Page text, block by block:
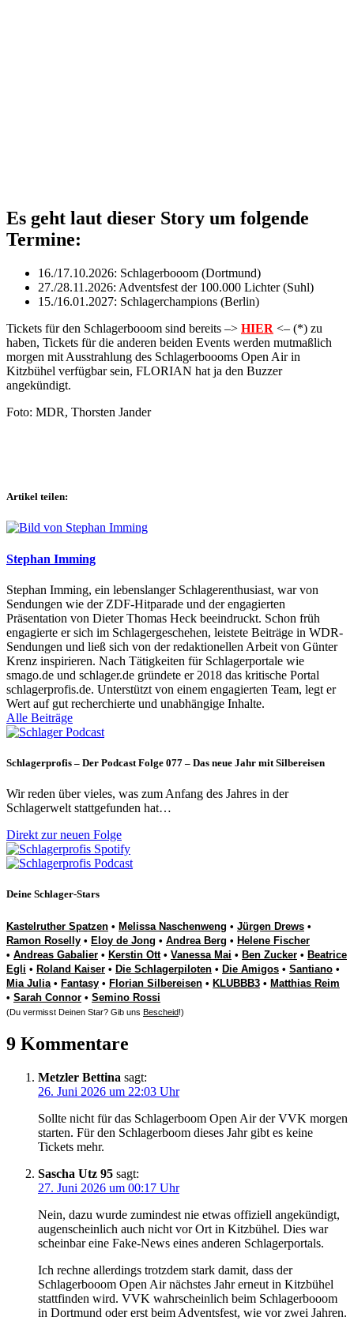
Es geht laut dieser Story um folgende
Termine:
16./17.10.2026: Schlagerbooom (Dortmund)
27./28.11.2026: Adventsfest der 100.000 Lichter (Suhl)
15./16.01.2027: Schlagerchampions (Berlin)
Tickets für den Schlagerbooom sind bereits –> HIER <– (*) zu
haben, Tickets für die anderen beiden Events werden mutmaßlich
morgen mit Ausstrahlung des Schlagerboooms Open Air in
Kitzbühel verfügbar sein, FLORIAN hat ja den Buzzer
angekündigt.
Foto: MDR, Thorsten Jander
Artikel teilen:
Stephan Imming
Stephan Imming, ein lebenslanger Schlagerenthusiast, war von
Sendungen wie der ZDF-Hitparade und der engagierten
Präsentation von Dieter Thomas Heck beeindruckt. Schon früh
engagierte er sich im Schlagergeschehen, leistete Beiträge in WDR-
Sendungen und ließ sich von der redaktionellen Arbeit von Günter
Krenz inspirieren. Nach Tätigkeiten für Schlagerportale wie
smago.de und schlager.de gründete er 2018 das kritische Portal
schlagerprofis.de. Unterstützt von einem engagierten Team, legt er
Wert auf gut recherchierte und unabhängige Inhalte.
Alle Beiträge
Schlagerprofis – Der Podcast Folge 077 – Das neue Jahr mit Silbereisen
Wir reden über vieles, was zum Anfang des Jahres in der
Schlagerwelt stattgefunden hat…
Direkt zur neuen Folge
Deine Schlager-Stars
Kastelruther Spatzen • Melissa Naschenweng • Jürgen Drews •
Ramon Roselly • Eloy de Jong • Andrea Berg • Helene Fischer
• Andreas Gabalier • Kerstin Ott• Vanessa Mai • Ben Zucker • Beatrice
Egli • Roland Kaiser • Die Schlagerpiloten • Die Amigos • Santiano •
Mia Julia • Fantasy • Florian Silbereisen • KLUBBB3 • Matthias Reim
• Sarah Connor • Semino Rossi
(Du vermisst Deinen Star? Gib uns Bescheid!)
9 Kommentare
Metzler Bettina sagt:
26. Juni 2026 um 22:03 Uhr
Sollte nicht für das Schlagerboom Open Air der VVK morgen
starten. Für den Schlagerboom dieses Jahr gibt es keine
Tickets mehr.
Sascha Utz 95 sagt:
27. Juni 2026 um 00:17 Uhr
Nein, dazu wurde zumindest nie etwas offiziell angekündigt,
augenscheinlich auch nicht vor Ort in Kitzbühel. Dies war
scheinbar eine Fake-News eines anderen Schlagerportals.
Ich rechne allerdings trotzdem stark damit, dass der
Schlagerbooom Open Air nächstes Jahr erneut in Kitzbühel
stattfinden wird. VVK wahrscheinlich beim Schlagerbooom
in Dortmund oder erst beim Adventsfest, wie vor zwei Jahren.